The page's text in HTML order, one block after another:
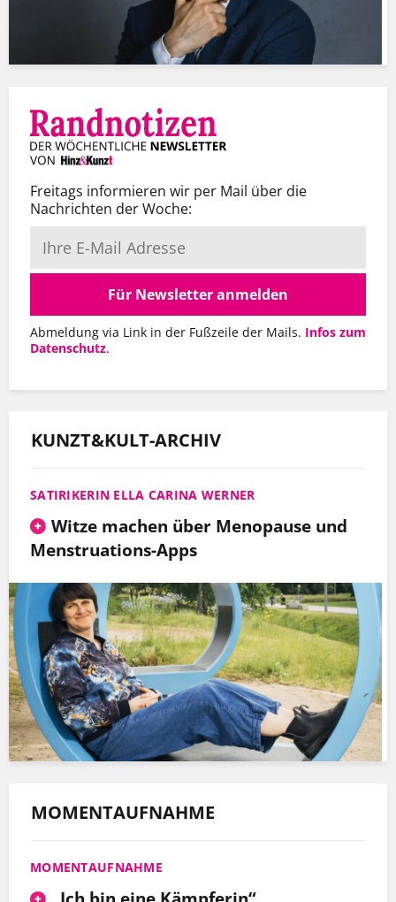
Freitags informieren wir per Mail über die
Nachrichten der Woche:
Für Newsletter anmelden
Abmeldung via Link in der Fußzeile der Mails. Infos zum
Datenschutz.
KUNZT&KULT-ARCHIV
SATIRIKERIN ELLA CARINA WERNER
Witze machen über Menopause und
Menstruations-Apps
MOMENTAUFNAHME
MOMENTAUFNAHME